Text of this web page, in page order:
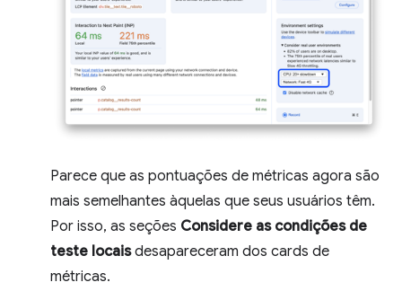
Parece que as pontuações de métricas agora são
mais semelhantes àquelas que seus usuários têm.
Por isso, as seções Considere as condições de
teste locaisdesapareceram dos cards de
métricas.